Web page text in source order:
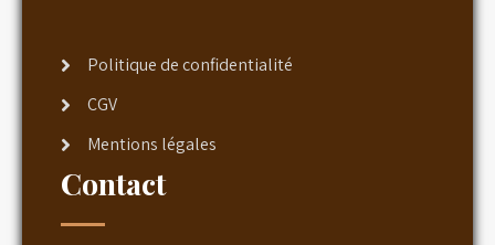
Politique de confidentialité
CGV
Mentions légales
Contact